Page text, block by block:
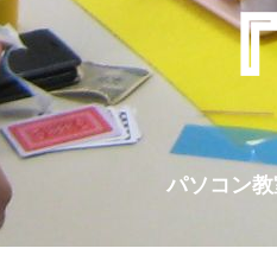
パソコン